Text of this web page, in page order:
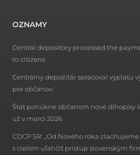
OZNAMY
Central depository processed the
to citizens
Centrálny depozitár spracoval výplatu
pre občanov:
Štát ponúkne občanom nové dlhopisy
už v marci 2026
CDCP SR: „Od Nového roka
s cieľom uľahčiť prístup slovenským